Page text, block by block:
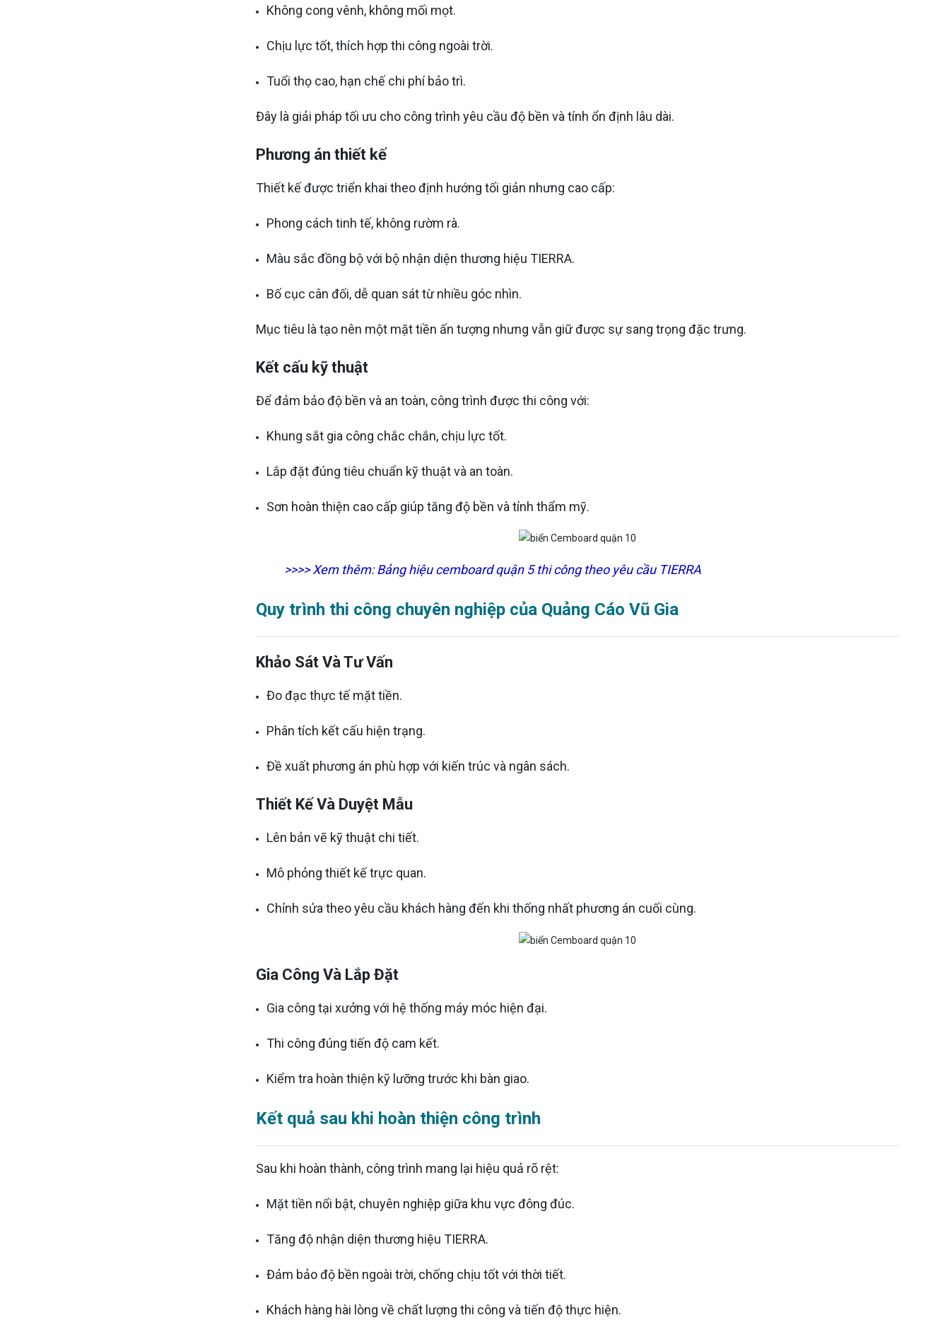
Không cong vênh, không mối mọt.
Chịu lực tốt, thích hợp thi công ngoài trời.
Tuổi thọ cao, hạn chế chi phí bảo trì.
Đây là giải pháp tối ưu cho công trình yêu cầu độ bền và tính ổn định lâu dài.
Phương án thiết kế
Thiết kế được triển khai theo định hướng tối giản nhưng cao cấp:
Phong cách tinh tế, không rườm rà.
Màu sắc đồng bộ với bộ nhận diện thương hiệu TIERRA.
Bố cục cân đối, dễ quan sát từ nhiều góc nhìn.
Mục tiêu là tạo nên một mặt tiền ấn tượng nhưng vẫn giữ được sự sang trọng đặc trưng.
Kết cấu kỹ thuật
Để đảm bảo độ bền và an toàn, công trình được thi công với:
Khung sắt gia công chắc chắn, chịu lực tốt.
Lắp đặt đúng tiêu chuẩn kỹ thuật và an toàn.
Sơn hoàn thiện cao cấp giúp tăng độ bền và tính thẩm mỹ.
>>>> Xem thêm:Bảng hiệu cemboard quận 5 thi công theo yêu cầu TIERRA
Quy trình thi công chuyên nghiệp của Quảng Cáo Vũ Gia
Khảo Sát Và Tư Vấn
Đo đạc thực tế mặt tiền.
Phân tích kết cấu hiện trạng.
Đề xuất phương án phù hợp với kiến trúc và ngân sách.
Thiết Kế Và Duyệt Mẫu
Lên bản vẽ kỹ thuật chi tiết.
Mô phỏng thiết kế trực quan.
Chỉnh sửa theo yêu cầu khách hàng đến khi thống nhất phương án cuối cùng.
Gia Công Và Lắp Đặt
Gia công tại xưởng với hệ thống máy móc hiện đại.
Thi công đúng tiến độ cam kết.
Kiểm tra hoàn thiện kỹ lưỡng trước khi bàn giao.
Kết quả sau khi hoàn thiện công trình
Sau khi hoàn thành, công trình mang lại hiệu quả rõ rệt:
Mặt tiền nổi bật, chuyên nghiệp giữa khu vực đông đúc.
Tăng độ nhận diện thương hiệu TIERRA.
Đảm bảo độ bền ngoài trời, chống chịu tốt với thời tiết.
Khách hàng hài lòng về chất lượng thi công và tiến độ thực hiện.